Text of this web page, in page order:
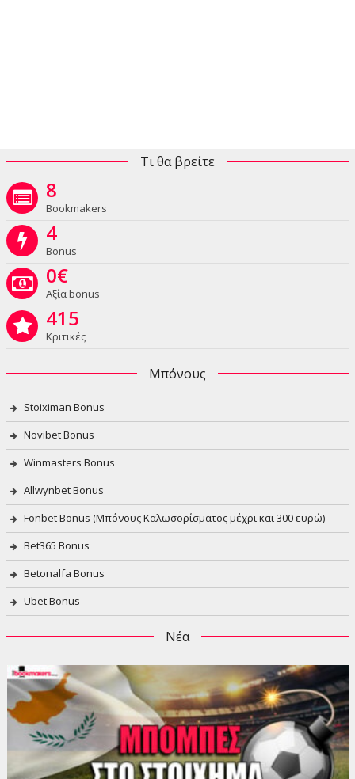
Τι θα βρείτε
8
Bookmakers
4
Bonus
0€
Αξία bonus
415
Κριτικές
Μπόνους
Stoiximan Bonus
Novibet Bonus
Winmasters Bonus
Allwynbet Bonus
Fonbet Bonus (Μπόνους Καλωσορίσματος μέχρι και 300 ευρώ)
Bet365 Bonus
Betonalfa Bonus
Ubet Bonus
Νέα